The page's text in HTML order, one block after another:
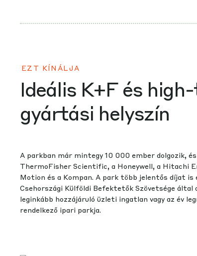
EZT KÍNÁLJA
Ideális K+F és
gyártási helyszín
A parkban már mintegy 10 000 ember dolgozik,
ThermoFisher Scientific, a Honeywell, a Hitachi
Motion és a Kompan. A park több jelentős díjat is
Csehországi Külföldi Befektetők Szövetsége által
leginkább hozzájáruló üzleti ingatlan vagy az év
rendelkező ipari parkja.